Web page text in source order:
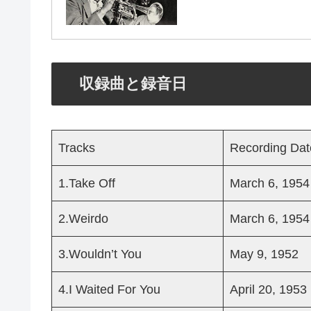
収録曲と録音日
Tracks Recording
1.Take Off March 6, 1954
2.Weirdo March 6, 1954
3.Wouldn’t You May 9, 1952
4.I Waited For You April 20, 1953